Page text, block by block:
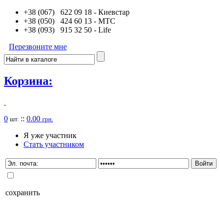
+38 (067) 622 09 18 - Киевстар
+38 (050) 424 60 13 - MTC
+38 (093) 915 32 50 - Life
Перезвоните мне
Корзина:
0 шт. :: 0.00 грн.
Я уже участник
Стать участником
сохранить